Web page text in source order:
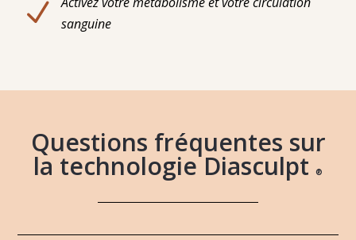
N
sanguine
Questions fréquentes sur
la technologie Diasculpt ®